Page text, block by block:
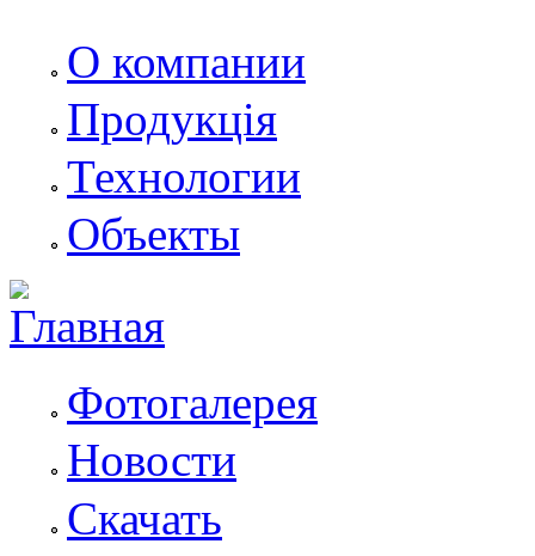
О компании
Продукція
Технологии
Объекты
Фотогалерея
Новости
Скачать